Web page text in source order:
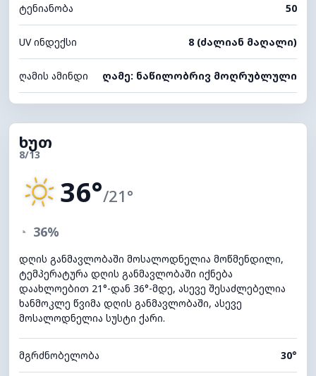
ტენიანობა 50
UV ინდექსი 8 (ძალიან მაღალი)
ღამის ამინდი ღამე: ნაწილობრივ მოღრუბლული
ხუთ
8/13
36°/21°
◔ 36%
დღის განმავლობაში მოსალოდნელია მოწმენდილი,
ტემპერატურა დღის განმავლობაში იქნება
დაახლოებით 21°-დან 36°-მდე, ასევე შესაძლებელია
ხანმოკლე წვიმა დღის განმავლობაში, ასევე
მოსალოდნელია სუსტი ქარი.
მგრძნობელობა 30°